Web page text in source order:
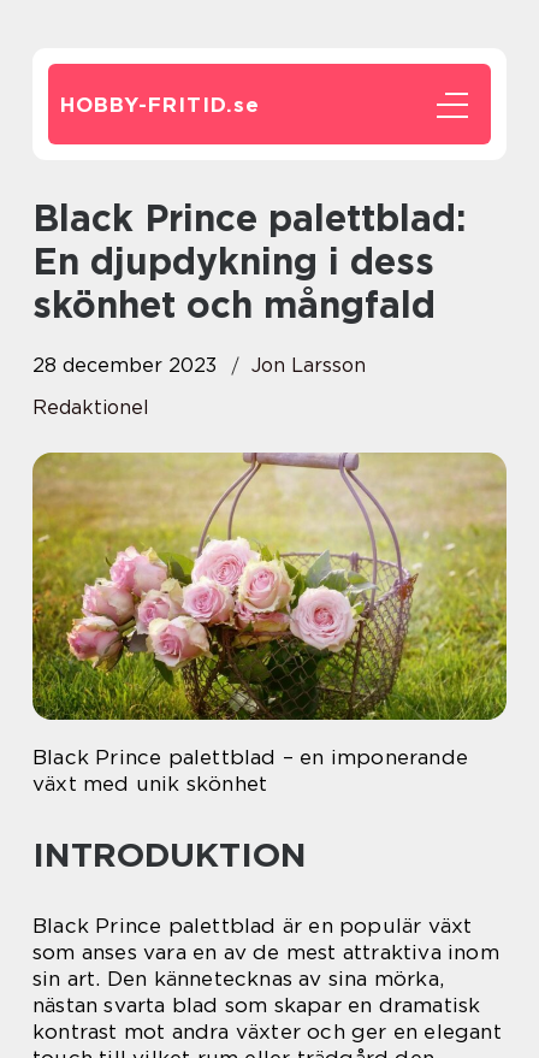
HOBBY-FRITID.se
Black Prince palettblad:
En djupdykning i dess
skönhet och mångfald
28 december 2023
Jon Larsson
Redaktionel
Black Prince palettblad – en imponerande
växt med unik skönhet
INTRODUKTION
Black Prince palettblad är en populär växt
som anses vara en av de mest attraktiva inom
sin art. Den kännetecknas av sina mörka,
nästan svarta blad som skapar en dramatisk
kontrast mot andra växter och ger en elegant